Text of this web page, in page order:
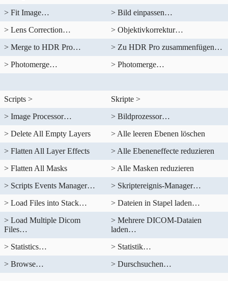
> Fit Image…
> Bild einpassen…
> Lens Correction…
> Objektivkorrektur…
> Merge to HDR Pro…
> Zu HDR Pro zusammenfügen…
> Photomerge…
> Photomerge…
Scripts >
Skripte >
> Image Processor…
> Bildprozessor…
> Delete All Empty Layers
> Alle leeren Ebenen löschen
> Flatten All Layer Effects
> Alle Ebeneneffecte reduzieren
> Flatten All Masks
> Alle Masken reduzieren
> Scripts Events Manager…
> Skriptereignis-Manager…
> Load Files into Stack…
> Dateien in Stapel laden…
> Load Multiple Dicom
Files…
> Mehrere DICOM-Dataien
laden…
> Statistics…
> Statistik…
> Browse…
> Durschsuchen…